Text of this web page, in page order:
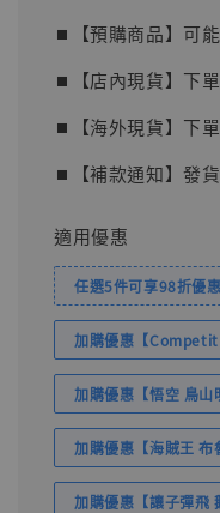
⏹︎【預購商品】可
⏹︎【店內現貨】下
⏹︎【海外現貨】下
⏹︎【補款通知】發
適用優惠
任選5件可享98折優惠
加購優惠【
加購優惠【悟空 鳥山
加購優惠【海賊王 布
加購優惠【讓子彈飛